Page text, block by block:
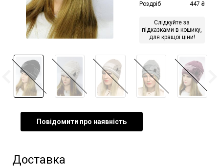
Роздріб
447 ₴
Слідкуйте за
підказками в кошику,
для кращої ціни!
Повідомити про наявність
Доставка